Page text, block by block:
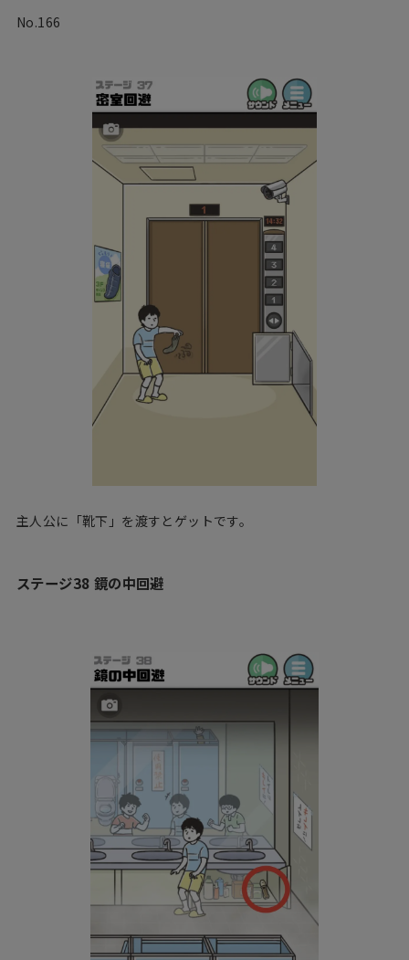
No.166
主人公に「靴下」を渡すとゲットです。
ステージ38 鏡の中回避